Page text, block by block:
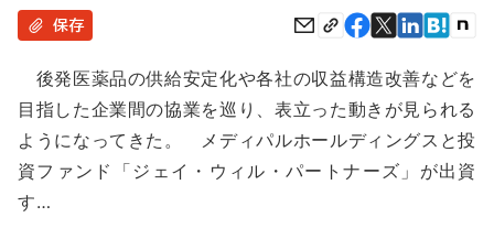
動
保存
後発医薬品の供給安定化や各社の収益構造改善などを
目指した企業間の協業を巡り、表立った動きが見られる
ようになってきた。 メディパルホールディングスと投
資ファンド「ジェイ・ウィル・パートナーズ」が出資
す…